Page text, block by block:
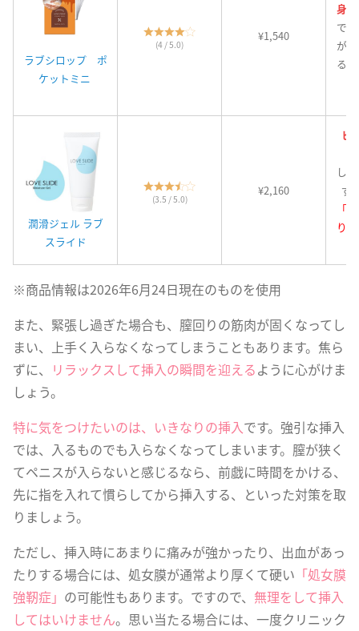
ラブシロップ ポ
ケットミニ
(4 / 5.0)
¥1,540
身！
で
が
る
潤滑ジェル ラブ
スライド
(3.5 / 5.0)
¥2,160
ヒ
し
ず
「
り」
※商品情報は2026年6月24日現在のものを使用
また、緊張し過ぎた場合も、膣回りの筋肉が固くなってし
まい、上手く入らなくなってしまうこともあります。焦ら
ずに、 リラックスして挿入の瞬間を迎えるように心がけま
しょう。
特に気をつけたいのは、いきなりの挿入です。強引な挿入
では、入るものでも入らなくなってしまいます。膣が狭く
てペニスが入らないと感じるなら、前戯に時間をかける、
先に指を入れて慣らしてから挿入する、といった対策を取
りましょう。
ただし、挿入時にあまりに痛みが強かったり、出血があっ
たりする場合には、処女膜が通常より厚くて硬い 「処女膜
強靭症」 の可能性もあります。ですので、 無理をして挿入
してはいけません。思い当たる場合には、一度クリニック